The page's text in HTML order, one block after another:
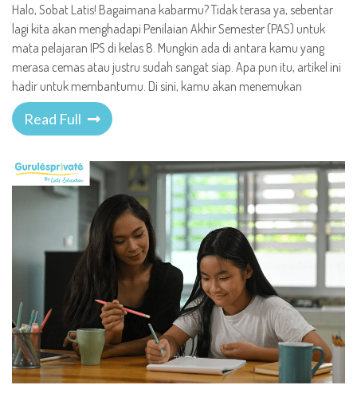
Halo, Sobat Latis! Bagaimana kabarmu? Tidak terasa ya, sebentar
lagi kita akan menghadapi Penilaian Akhir Semester (PAS) untuk
mata pelajaran IPS di kelas 8. Mungkin ada di antara kamu yang
merasa cemas atau justru sudah sangat siap. Apa pun itu, artikel ini
hadir untuk membantumu. Di sini, kamu akan menemukan
Read Full